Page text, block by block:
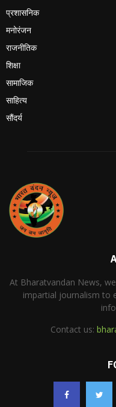
प्रशासनिक
मनोरंजन
राजनीतिक
शिक्षा
सामाजिक
साहित्य
सौंदर्य
At Bharatvandan News,
impartial journalism to
Contact us: